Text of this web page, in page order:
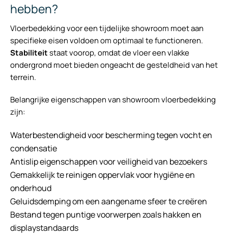
hebben?
Vloerbedekking voor een tijdelijke showroom moet aan
specifieke eisen voldoen om optimaal te functioneren.
Stabiliteitstaat voorop, omdat de vloer een vlakke
ondergrond moet bieden ongeacht de gesteldheid van het
terrein.
Belangrijke eigenschappen van showroom vloerbedekking
zijn:
Waterbestendigheid voor bescherming tegen vocht en
condensatie
Antislip eigenschappen voor veiligheid van bezoekers
Gemakkelijk te reinigen oppervlak voor hygiëne en
onderhoud
Geluidsdemping om een aangename sfeer te creëren
Bestand tegen puntige voorwerpen zoals hakken en
displaystandaards